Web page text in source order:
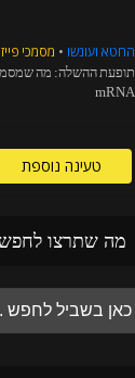
החטא ועונשו • מסמכי
תופעת ההשלה: מה שמסמכי
mRNA
טעינה נוספת
מה שתרצו